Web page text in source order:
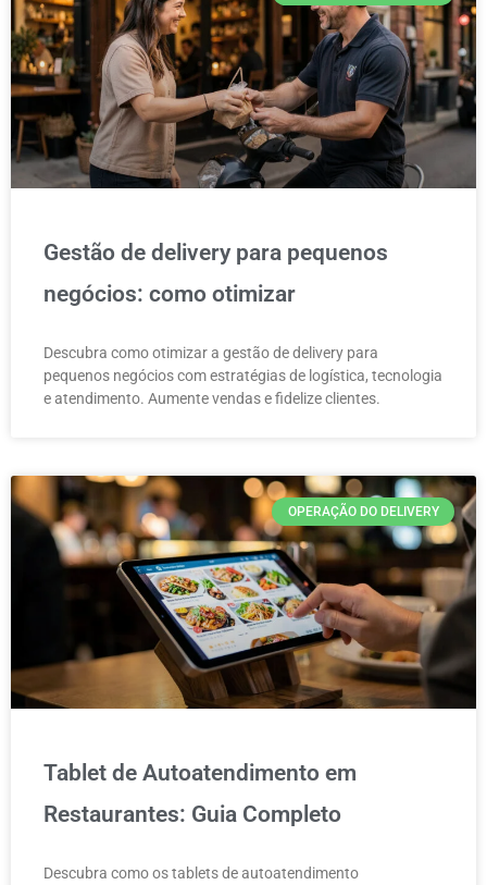
Gestão de delivery para pequenos
negócios: como otimizar
Descubra como otimizar a gestão de delivery para
pequenos negócios com estratégias de logística, tecnologia
e atendimento. Aumente vendas e fidelize clientes.
OPERAÇÃO DO DELIVERY
Tablet de Autoatendimento em
Restaurantes: Guia Completo
Descubra como os tablets de autoatendimento